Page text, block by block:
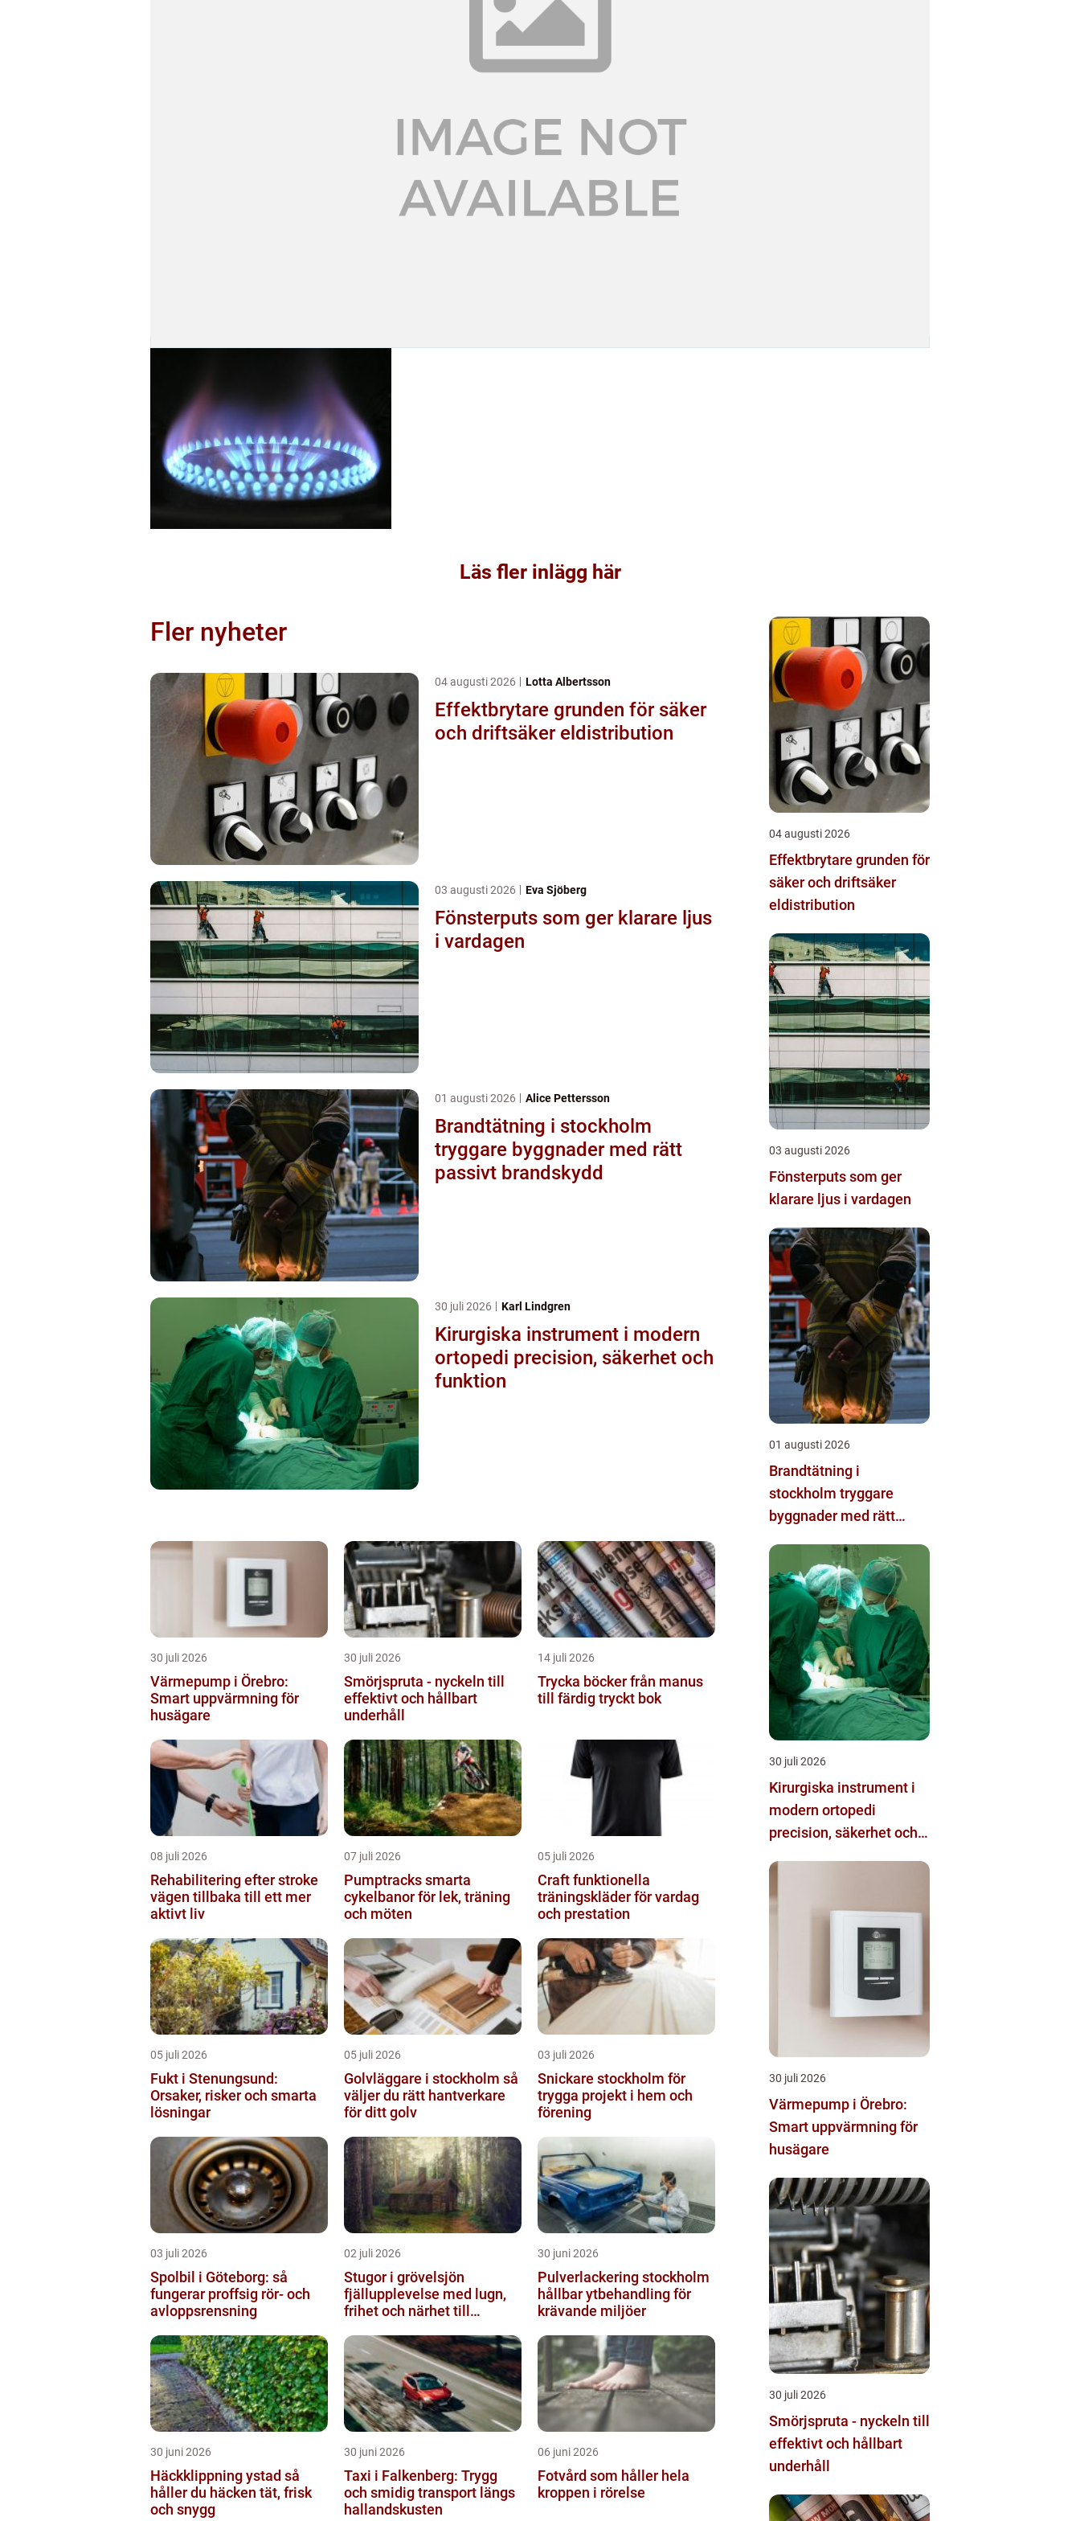
Läs fler inlägg här
Fler nyheter
04 augusti 2026 Lotta Albertsson
Effektbrytare grunden för säker
och driftsäker eldistribution
03 augusti 2026 Eva Sjöberg
Fönsterputs som ger klarare ljus
i vardagen
01 augusti 2026 Alice Pettersson
Brandtätning i stockholm
tryggare byggnader med rätt
passivt brandskydd
30 juli 2026 Karl Lindgren
Kirurgiska instrument i modern
ortopedi precision, säkerhet och
funktion
30 juli 2026
Värmepump i Örebro:
Smart uppvärmning för
husägare
30 juli 2026
Smörjspruta - nyckeln till
effektivt och hållbart
underhåll
14 juli 2026
Trycka böcker från manus
till färdig tryckt bok
08 juli 2026
Rehabilitering efter stroke
vägen tillbaka till ett mer
aktivt liv
07 juli 2026
Pumptracks smarta
cykelbanor för lek, träning
och möten
05 juli 2026
Craft funktionella
träningskläder för vardag
och prestation
05 juli 2026
Fukt i Stenungsund:
Orsaker, risker och smarta
lösningar
05 juli 2026
Golvläggare i stockholm så
väljer du rätt hantverkare
för ditt golv
03 juli 2026
Snickare stockholm för
trygga projekt i hem och
förening
03 juli 2026
Spolbil i Göteborg: så
fungerar proffsig rör- och
avloppsrensning
02 juli 2026
Stugor i grövelsjön
fjällupplevelse med lugn,
frihet och närhet till
30 juni 2026
Pulverlackering stockholm
hållbar ytbehandling för
krävande miljöer
30 juni 2026
Häckklippning ystad så
håller du häcken tät, frisk
och snygg
30 juni 2026
Taxi i Falkenberg: Trygg
och smidig transport längs
hallandskusten
06 juni 2026
Fotvård som håller hela
kroppen i rörelse
04 augusti 2026
Effektbrytare grunden för
säker och driftsäker
eldistribution
03 augusti 2026
Fönsterputs som ger
klarare ljus i vardagen
01 augusti 2026
Brandtätning i
stockholm tryggare
byggnader med rätt
30 juli 2026
Kirurgiska instrument i
modern ortopedi
precision, säkerhet och
30 juli 2026
Värmepump i Örebro:
Smart uppvärmning för
husägare
30 juli 2026
Smörjspruta - nyckeln till
effektivt och hållbart
underhåll